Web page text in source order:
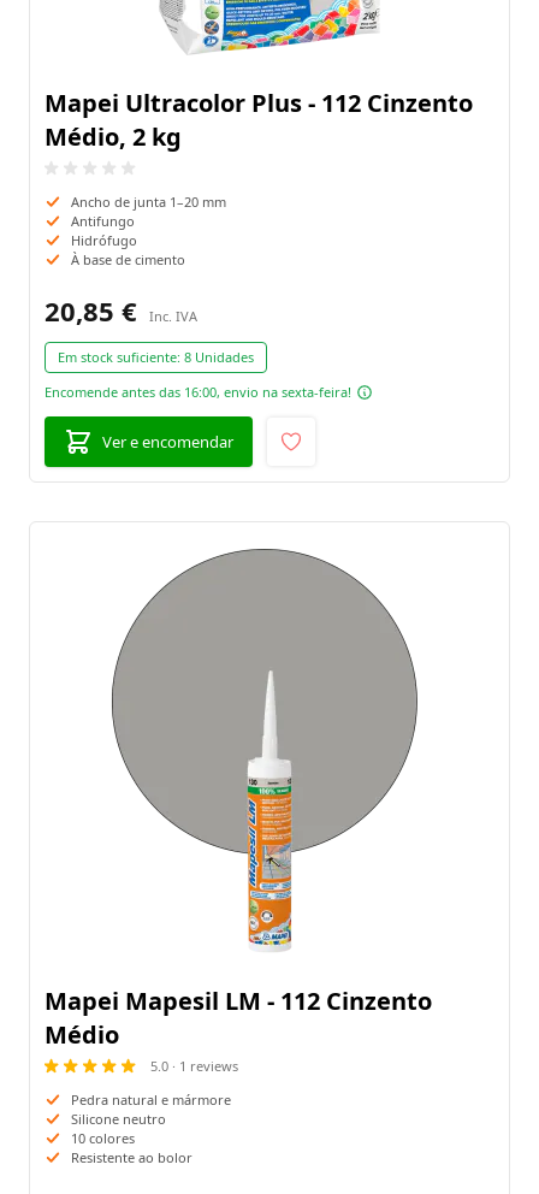
Mapei Ultracolor Plus - 112 Cinzento
Médio, 2 kg
Ancho de junta 1–20 mm
Antifungo
Hidrófugo
À base de cimento
20,85 €
Em stock suficiente: 8 Unidades
Encomende antes das 16:00, envio na sexta-feira!
Ver e encomendar
Mapei Mapesil LM - 112 Cinzento
Médio
5.0 · 1 reviews
Pedra natural e mármore
Silicone neutro
10 colores
Resistente ao bolor